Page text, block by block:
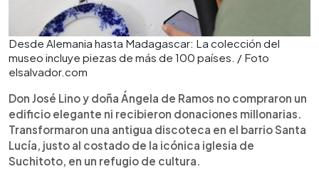
Desde Alemania hasta Madagascar: La colección del
museo incluye piezas de más de 100 países. / Foto
elsalvador.com
Don José Lino y doña Ángela de Ramos no compraron un
edificio elegante ni recibieron donaciones millonarias.
Transformaron una antigua discoteca en el barrio Santa
Lucía, justo al costado de la icónica iglesia de
Suchitoto, en un refugio de cultura.